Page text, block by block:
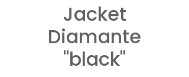
Jacket
Diamante
"black"